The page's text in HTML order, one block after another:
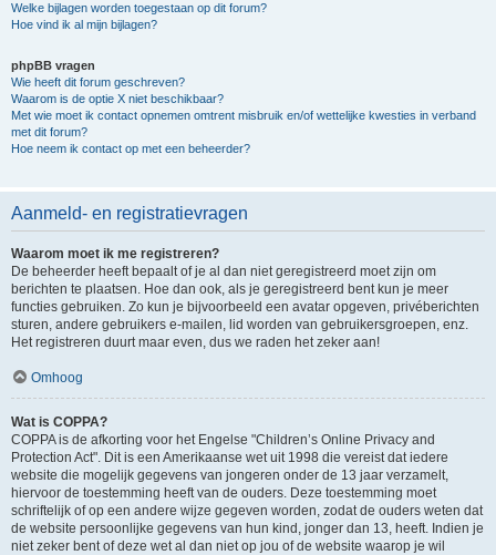
Welke bijlagen worden toegestaan op dit forum?
Hoe vind ik al mijn bijlagen?
phpBB vragen
Wie heeft dit forum geschreven?
Waarom is de optie X niet beschikbaar?
Met wie moet ik contact opnemen omtrent misbruik en/of wettelijke kwesties in verband
met dit forum?
Hoe neem ik contact op met een beheerder?
Aanmeld- en registratievragen
Waarom moet ik me registreren?
De beheerder heeft bepaalt of je al dan niet geregistreerd moet zijn om
berichten te plaatsen. Hoe dan ook, als je geregistreerd bent kun je meer
functies gebruiken. Zo kun je bijvoorbeeld een avatar opgeven, privéberichten
sturen, andere gebruikers e-mailen, lid worden van gebruikersgroepen, enz.
Het registreren duurt maar even, dus we raden het zeker aan!
Omhoog
Wat is COPPA?
COPPA is de afkorting voor het Engelse "Children’s Online Privacy and
Protection Act". Dit is een Amerikaanse wet uit 1998 die vereist dat iedere
website die mogelijk gegevens van jongeren onder de 13 jaar verzamelt,
hiervoor de toestemming heeft van de ouders. Deze toestemming moet
schriftelijk of op een andere wijze gegeven worden, zodat de ouders weten dat
de website persoonlijke gegevens van hun kind, jonger dan 13, heeft. Indien je
niet zeker bent of deze wet al dan niet op jou of de website waarop je wil